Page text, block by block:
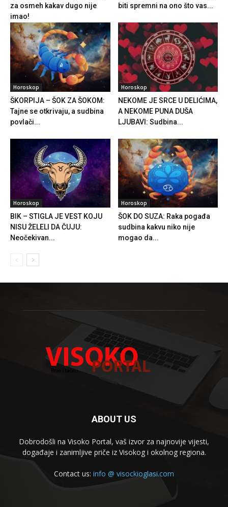
za osmeh kakav dugo nije
imao!
biti spremni na ono što vas...
Horoskop
ŠKORPIJA – ŠOK ZA ŠOKOM:
Tajne se otkrivaju, a sudbina
povlači...
Horoskop
NEKOME JE SRCE U DELIĆIMA,
A NEKOME PUNA DUŠA
LJUBAVI: Sudbina...
Horoskop
BIK – STIGLA JE VEST KOJU
NISU ŽELELI DA ČUJU:
Neočekivan...
Horoskop
ŠOK DO SUZA: Raka pogađa
sudbina kakvu niko nije
mogao da...
ABOUT US
Dobrodošli na Visoko Portal, vaš izvor za najnovije vijesti,
događaje i zanimljive priče iz Visokog i okolnog regiona.
Contact us: info @ visockioglasi.com